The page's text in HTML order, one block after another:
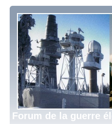
Forum de la guerre